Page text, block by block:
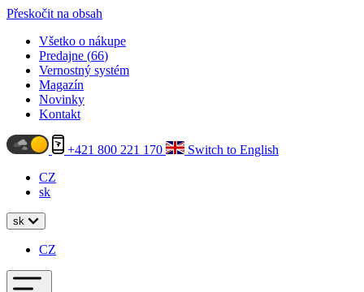
Přeskočit na obsah
Všetko o nákupe
Predajne (66)
Vernostný systém
Magazín
Novinky
Kontakt
+421 800 221 170
Switch to English
CZ
sk
sk
CZ